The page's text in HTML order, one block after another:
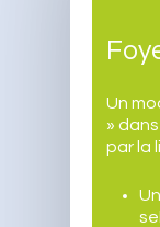
Un
»
par la